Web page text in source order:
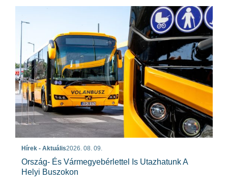
Hírek - Aktuális2026. 08. 09.
Ország- És Vármegyebérlettel Is Utazhatunk A
Helyi Buszokon